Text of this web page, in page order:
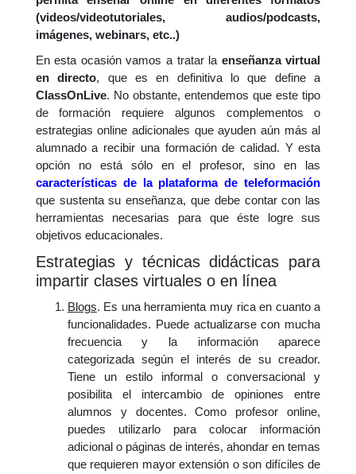
(videos/videotutoriales, audios/podcasts,
imágenes, webinars, etc..)
En esta ocasión vamos a tratar la enseñanza virtual
en directo, que es en definitiva lo que define a
ClassOnLive. No obstante, entendemos que este tipo
de formación requiere algunos complementos o
estrategias online adicionales que ayuden aún más al
alumnado a recibir una formación de calidad. Y esta
opción no está sólo en el profesor, sino en las
características de la plataforma de teleformación
que sustenta su enseñanza, que debe contar con las
herramientas necesarias para que éste logre sus
objetivos educacionales.
Estrategias y técnicas didácticas para
impartir clases virtuales o en línea
Blogs. Es una herramienta muy rica en cuanto a
funcionalidades. Puede actualizarse con mucha
frecuencia y la información aparece
categorizada según el interés de su creador.
Tiene un estilo informal o conversacional y
posibilita el intercambio de opiniones entre
alumnos y docentes. Como profesor online,
puedes utilizarlo para colocar información
adicional o páginas de interés, ahondar en temas
que requieren mayor extensión o son difíciles de